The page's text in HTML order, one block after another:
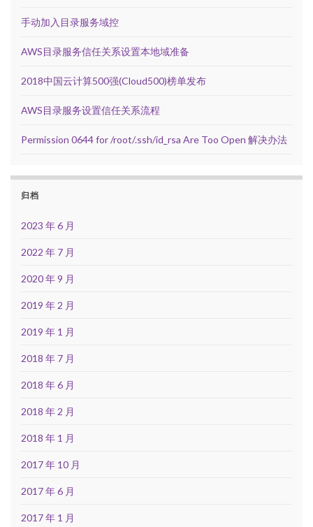
手动加入目录服务域控
AWS目录服务信任关系设置本地域准备
2018中国云计算500强(Cloud500)榜单发布
AWS目录服务设置信任关系流程
Permission 0644 for /root/.ssh/id_rsa Are Too Open 解决办法
归档
2023 年 6 月
2022 年 7 月
2020 年 9 月
2019 年 2 月
2019 年 1 月
2018 年 7 月
2018 年 6 月
2018 年 2 月
2018 年 1 月
2017 年 10 月
2017 年 6 月
2017 年 1 月